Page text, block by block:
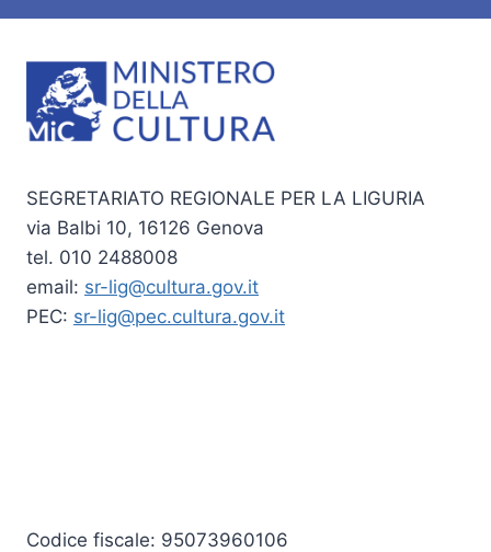
SEGRETARIATO REGIONALE PER LA LIGURIA
via Balbi 10, 16126 Genova
tel. 010 2488008
email: sr-lig@cultura.gov.it
PEC: sr-lig@pec.cultura.gov.it
Codice fiscale: 95073960106